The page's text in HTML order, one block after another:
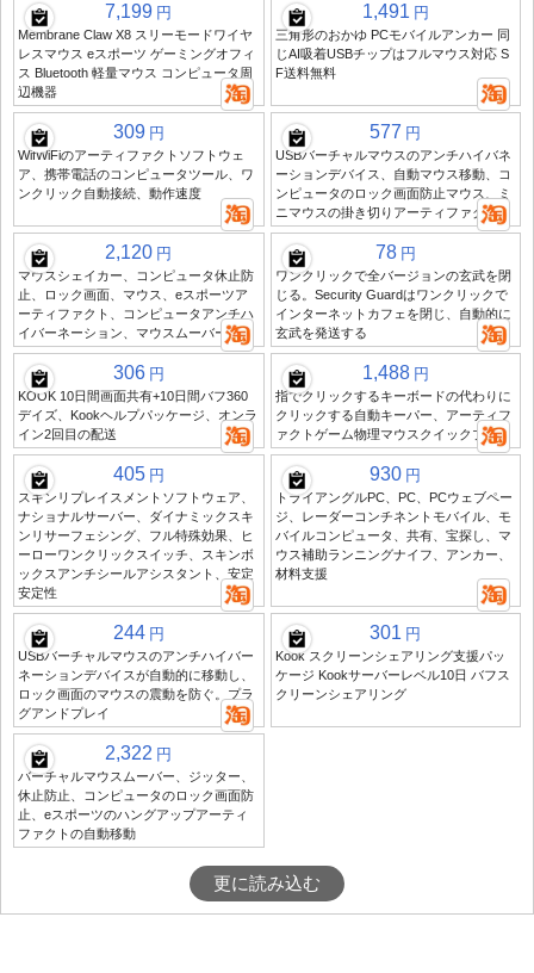
7,199 円
Membrane Claw X8 スリーモードワイヤ
レスマウス eスポーツ ゲーミングオフィ
ス Bluetooth 軽量マウス コンピュータ周
辺機器
1,491 円
三角形のおかゆ PCモバイルアンカー 同
じAI吸着USBチップはフルマウス対応 S
F送料無料
309 円
WifWiFiのアーティファクトソフトウェ
ア、携帯電話のコンピュータツール、ワ
ンクリック自動接続、動作速度
577 円
USBバーチャルマウスのアンチハイバネ
ーションデバイス、自動マウス移動、コ
ンピュータのロック画面防止マウス、ミ
ニマウスの掛き切りアーティファクト
2,120 円
マウスシェイカー、コンピュータ休止防
止、ロック画面、マウス、eスポーツア
ーティファクト、コンピュータアンチハ
イバーネーション、マウスムーバー
78 円
ワンクリックで全バージョンの玄武を閉
じる。Security Guardはワンクリックで
インターネットカフェを閉じ、自動的に
玄武を発送する
306 円
KOOK 10日間画面共有+10日間バフ360
デイズ、Kookヘルプパッケージ、オンラ
イン2回目の配送
1,488 円
指でクリックするキーボードの代わりに
クリックする自動キーパー、アーティフ
ァクトゲーム物理マウスクイックプレス
405 円
スキンリプレイスメントソフトウェア、
ナショナルサーバー、ダイナミックスキ
ンリサーフェシング、フル特殊効果、ヒ
ーローワンクリックスイッチ、スキンボ
ックスアンチシールアシスタント、安定
安定性
930 円
トライアングルPC、PC、PCウェブペー
ジ、レーダーコンチネントモバイル、モ
バイルコンピュータ、共有、宝探し、マ
ウス補助ランニングナイフ、アンカー、
材料支援
244 円
USBバーチャルマウスのアンチハイバー
ネーションデバイスが自動的に移動し、
ロック画面のマウスの震動を防ぐ。プラ
グアンドプレイ
301 円
Kook スクリーンシェアリング支援パッ
ケージ Kookサーバーレベル10日 バフス
クリーンシェアリング
2,322 円
バーチャルマウスムーバー、ジッター、
休止防止、コンピュータのロック画面防
止、eスポーツのハングアップアーティ
ファクトの自動移動
更に読み込む